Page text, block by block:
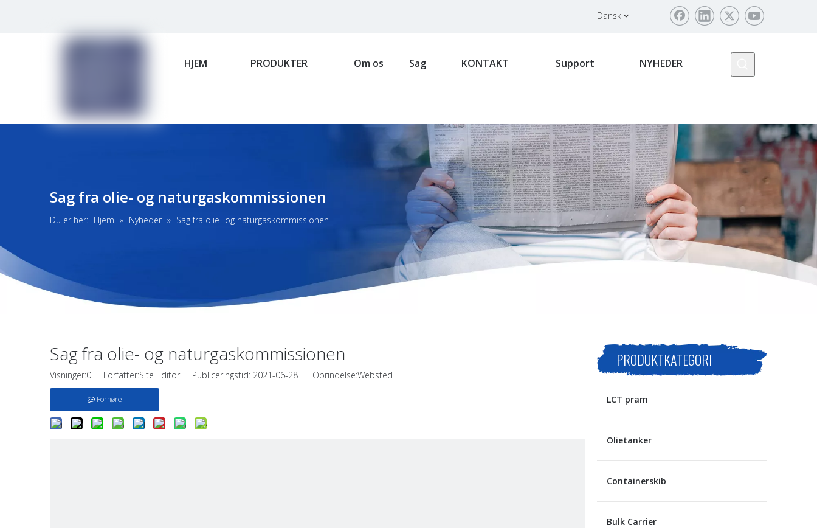
Dansk
HJEM PRODUKTER Om os Sag KONTAKT Support NYHEDER
Sag fra olie- og naturgaskommissionen
Du er her: Hjem » Nyheder » Sag fra olie- og naturgaskommissionen
Sag fra olie- og naturgaskommissionen
Visninger:0 Forfatter:Site Editor Publiceringstid: 2021-06-28 Oprindelse:Websted
Forhøre
PRODUKTKATEGORI
LCT pram
Olietanker
Containerskib
Bulk Carrier